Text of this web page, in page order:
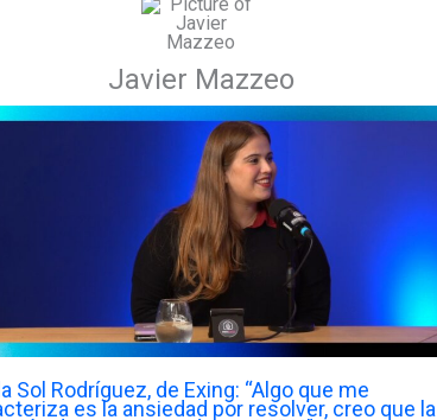
Javier Mazzeo
Sol Rodríguez, de Exing: “Algo que me
es la ansiedad por resolver, creo que la